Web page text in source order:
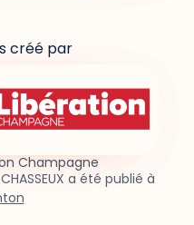
créé par
Champagne
a été publié à